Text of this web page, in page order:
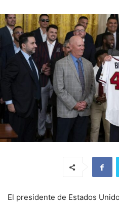
El presidente de Estados